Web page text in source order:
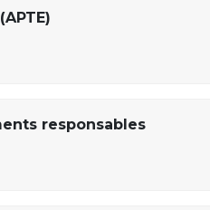
responsables